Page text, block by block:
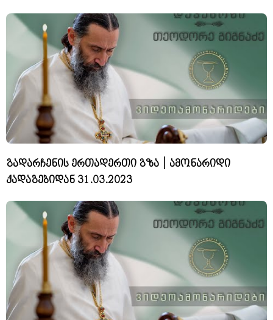
გადარჩენის ერთადერთი გზა | ამონარიდი
ქადაგებიდან 31.03.2023